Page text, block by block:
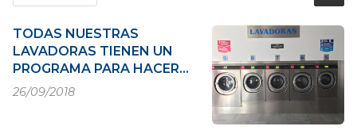
TODAS NUESTRAS
LAVADORAS TIENEN UN
PROGRAMA PARA HACER
TU COLADA SIN
26/09/2018